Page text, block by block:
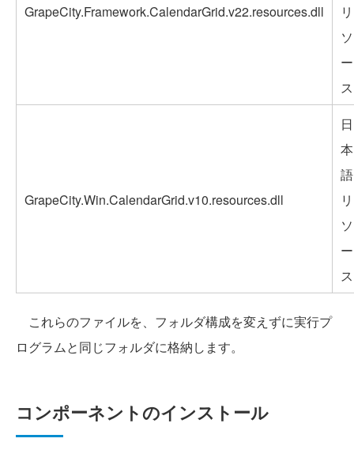
GrapeCity.Framework.CalendarGrid.v22.resources.dll
リ
ソ
ー
ス
GrapeCity.Win.CalendarGrid.v10.resources.dll
日
本
語
リ
ソ
ー
ス
これらのファイルを、フォルダ構成を変えずに実行プ
ログラムと同じフォルダに格納します。
コンポーネントのインストール